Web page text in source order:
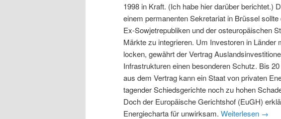
1998 in Kraft. (Ich habe hier darüber berichtet.)
einem permanenten Sekretariat in Brüssel
Ex-Sowjetrepubliken und der osteuropäischen
Märkte zu integrieren. Um Investoren in
locken, gewährt der Vertrag
Infrastrukturen einen besonderen Schutz. Bis
aus dem Vertrag kann ein Staat von privaten
tagender Schiedsgerichte noch zu hohen
Doch der Europäische Gerichtshof (EuGH)
Energiecharta für unwirksam. Weiterlesen →